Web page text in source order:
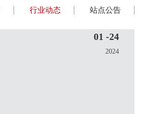
行业动态 站点公告
01 -24
2024